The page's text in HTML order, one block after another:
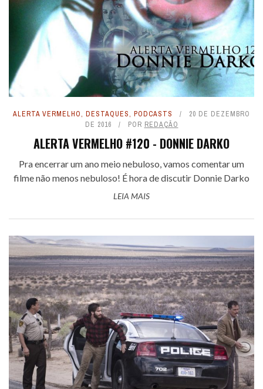
ALERTA VERMELHO, DESTAQUES, PODCASTS
20 DE DEZEMBRO
DE 2016
POR REDAÇÃO
ALERTA VERMELHO #120 - DONNIE DARKO
Pra encerrar um ano meio nebuloso, vamos comentar um
filme não menos nebuloso! É hora de discutir Donnie Darko
LEIA MAIS